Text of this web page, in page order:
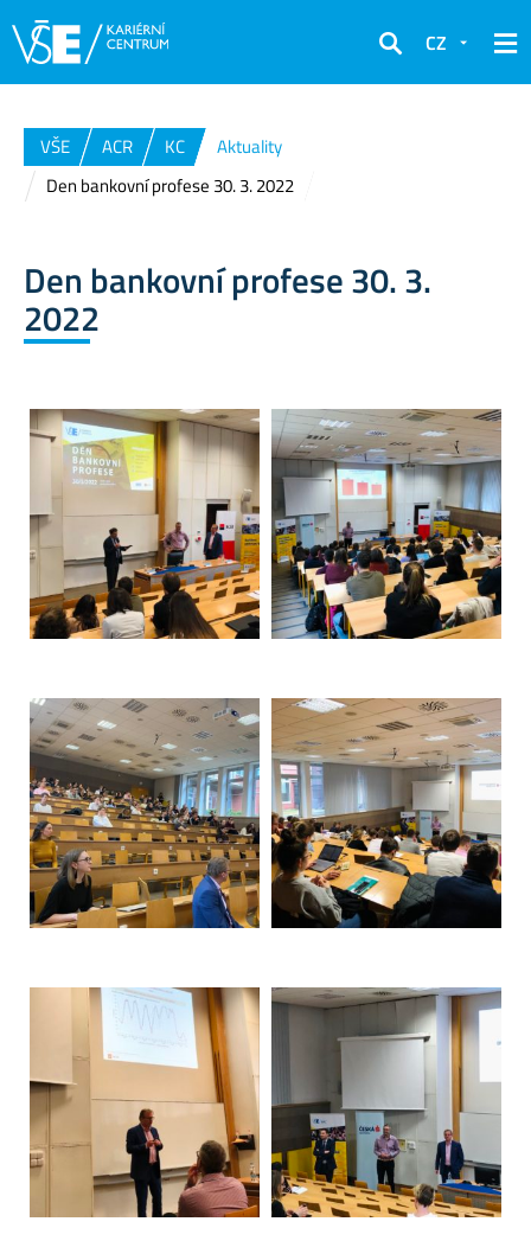
Hledat
CZ
VŠE ACR KC
Aktuality
Den bankovní profese 30. 3. 2022
Den bankovní profese 30. 3.
2022